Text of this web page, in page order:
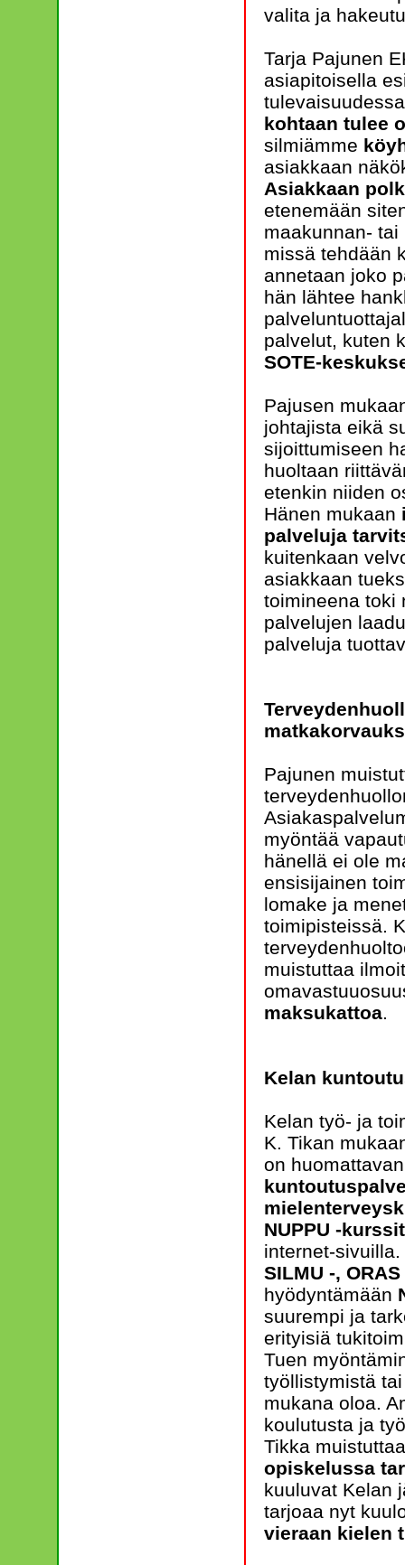
valita ja
Tarja Pajunen
asiapitoisella
kohtaan tulee
silmiämme
asiakkaan
Asiakkaan
etenemään
maakunnan-
missä tehdään
annetaan joko
hän lähtee
palvelut, kuten
SOTE-
Pajusen
johtajista eikä
sijoittumiseen
huoltaan
etenkin niiden
Hänen mukaan
palveluja
kuitenkaan
asiakkaan
toimineena toki
palvelujen
palveluja
Pajunen
myöntää
hänellä ei ole
ensisijainen
lomake ja
toimipisteissä.
muistuttaa
maksukattoa.
Kelan
Kelan työ- ja
K. Tikan
on
NUPPU -kurssit
internet-
SILMU -,
hyödyntämään
suurempi ja
erityisiä
Tuen
työllistymistä
mukana oloa.
koulutusta ja
Tikka
opiskelussa
kuuluvat Kelan
tarjoaa nyt
vieraan kielen